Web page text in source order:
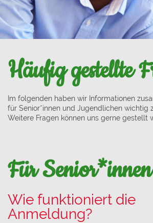
Häufig gestellte
Im folgenden haben wir Informationen
für Senior*innen und Jugendlichen wichtig
Weitere Fragen können uns gerne gestellt
Für Senior*innen
Wie funktioniert die
Anmeldung?